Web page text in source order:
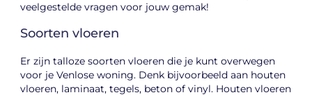
veelgestelde vragen voor jouw gemak!
Soorten vloeren
Er zijn talloze soorten vloeren die je kunt overwegen
voor je Venlose woning. Denk bijvoorbeeld aan houten
vloeren, laminaat, tegels, beton of vinyl. Houten vloeren